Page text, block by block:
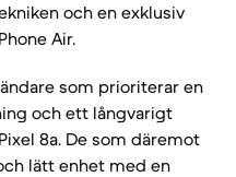
och en exklusiv
Air.
som prioriterar en
och ett långvarigt
8a. De som däremot
lätt enhet med en